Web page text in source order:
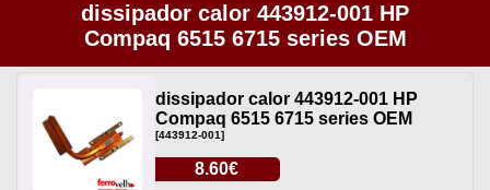
dissipador calor 443912-001 HP
Compaq 6515 6715 series OEM
dissipador calor 443912-001 HP
Compaq 6515 6715 series OEM
[443912-001]
8.60€